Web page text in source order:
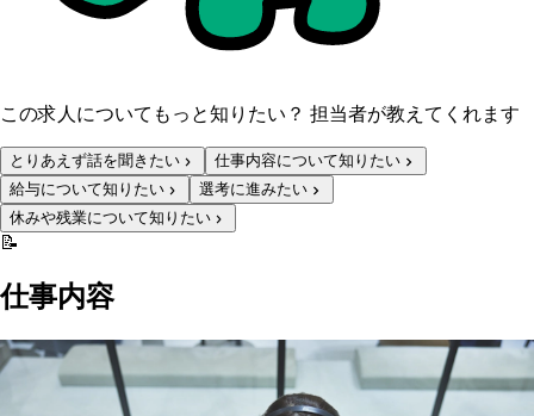
この求人についてもっと知りたい？ 担当者が教えてくれます
とりあえず話を聞きたい
仕事内容について知りたい
給与について知りたい
選考に進みたい
休みや残業について知りたい
📝
仕事内容